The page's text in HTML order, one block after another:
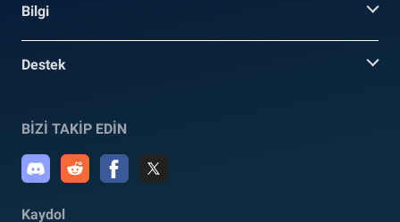
Bilgi
Destek
BİZİ TAKİP EDİN
Kaydol